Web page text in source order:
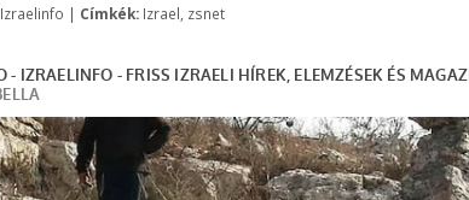
Kategória
Izraelinfo | Címkék: Címkék
Izrael zsnet